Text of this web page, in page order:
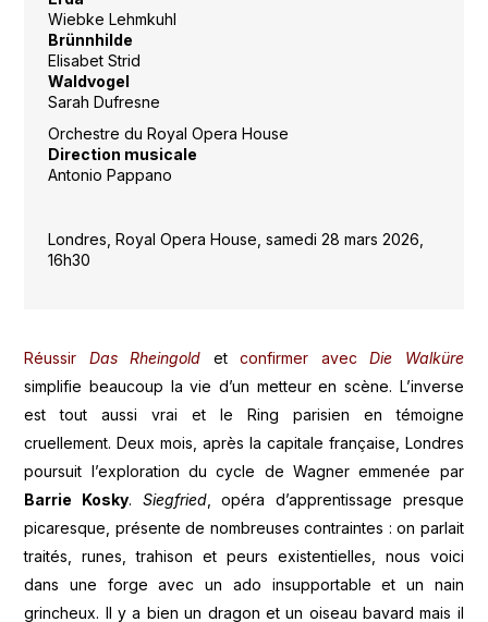
Wiebke Lehmkuhl
Brünnhilde
Elisabet Strid
Waldvogel
Sarah Dufresne
Orchestre du Royal Opera House
Direction musicale
Antonio Pappano
Londres, Royal Opera House, samedi 28 mars 2026,
16h30
Réussir Das Rheingold etconfirmer avecDie Walküre
simplifie beaucoup la vie d’un metteur en scène. L’inverse
est tout aussi vrai et le Ring parisien en témoigne
cruellement. Deux mois, après la capitale française, Londres
poursuit l’exploration du cycle de Wagner emmenée par
Barrie Kosky. Siegfried, opéra d’apprentissage presque
picaresque, présente de nombreuses contraintes : on parlait
traités, runes, trahison et peurs existentielles, nous voici
dans une forge avec un ado insupportable et un nain
grincheux. Il y a bien un dragon et un oiseau bavard mais il